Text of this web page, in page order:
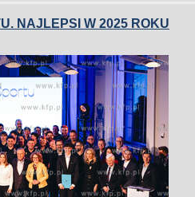
NAJLEPSI W 2025 ROKU